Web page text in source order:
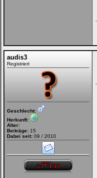
audis3
Registriert
Geschlecht:
Herkunft:
Alter:
Beiträge: 15
Dabei seit: 09 / 2010